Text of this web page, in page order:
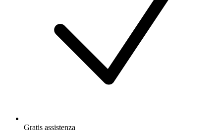
Gratis assistenza